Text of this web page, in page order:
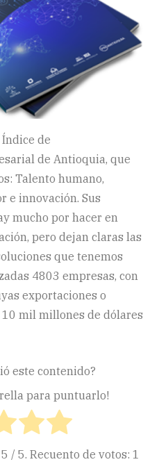
de
de Antioquia, que
Talento humano,
e innovación. Sus
mucho por hacer en
pero dejan claras las
que tenemos
4803 empresas, con
exportaciones o
mil millones de dólares
este contenido?
para puntuarlo!
5 / 5. Recuento de votos: 1